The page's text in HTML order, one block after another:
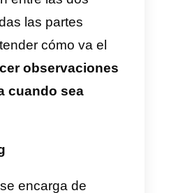
tienen que ser
hacer las
Hay metodologías
esto, o simple
vendedor. Nunca
preciso, pero sí
orientativo si hay